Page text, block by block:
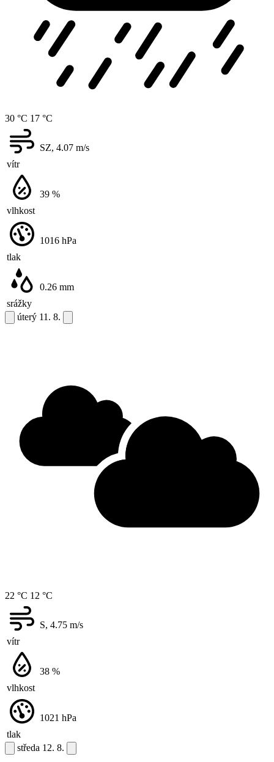
30 °C 17 °C
vítr
SZ, 4.07 m/s
vlhkost
39 %
tlak
1016 hPa
srážky
0.26 mm
úterý 11. 8.
22 °C 12 °C
vítr
S, 4.75 m/s
vlhkost
38 %
tlak
1021 hPa
středa 12. 8.